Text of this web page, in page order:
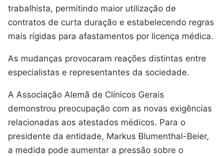
trabalhista, permitindo maior utilização de
contratos de curta duração e estabelecendo regras
mais rígidas para afastamentos por licença médica.
As mudanças provocaram reações distintas entre
especialistas e representantes da sociedade.
A Associação Alemã de Clínicos Gerais
demonstrou preocupação com as novas exigências
relacionadas aos atestados médicos. Para o
presidente da entidade, Markus Blumenthal-Beier,
a medida pode aumentar a pressão sobre o